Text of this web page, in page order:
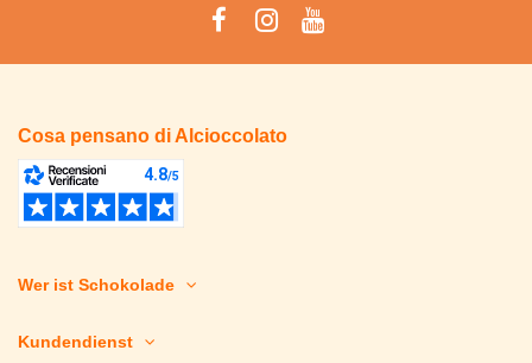
Cosa pensano di Alcioccolato
Wer ist Schokolade
Kundendienst